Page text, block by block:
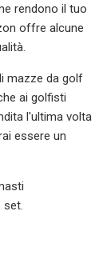
rendono il tuo
offre alcune
mazze da golf
ai golfisti
l'ultima volta
essere un
set.